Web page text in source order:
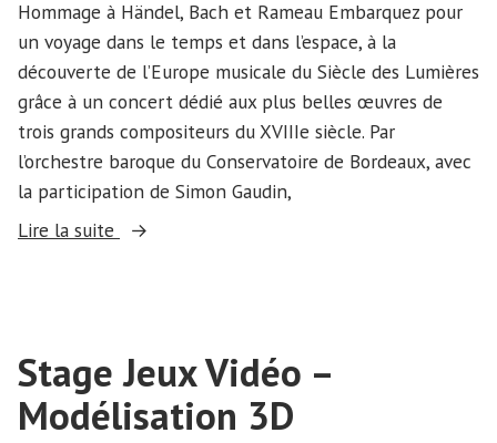
Hommage à Händel, Bach et Rameau Embarquez pour
un voyage dans le temps et dans l’espace, à la
découverte de l’Europe musicale du Siècle des Lumières
grâce à un concert dédié aux plus belles œuvres de
trois grands compositeurs du XVIIIe siècle. Par
l’orchestre baroque du Conservatoire de Bordeaux, avec
la participation de Simon Gaudin,
Lire la suite
« Musique
Stage Jeux Vidéo –
Modélisation 3D